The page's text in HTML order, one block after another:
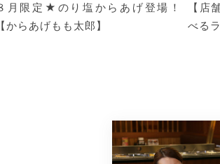
月限定★のり塩からあげ登場！
【からあげもも太郎】
【店
べる